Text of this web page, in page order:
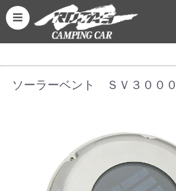
ソーラーベント ＳＶ３０００